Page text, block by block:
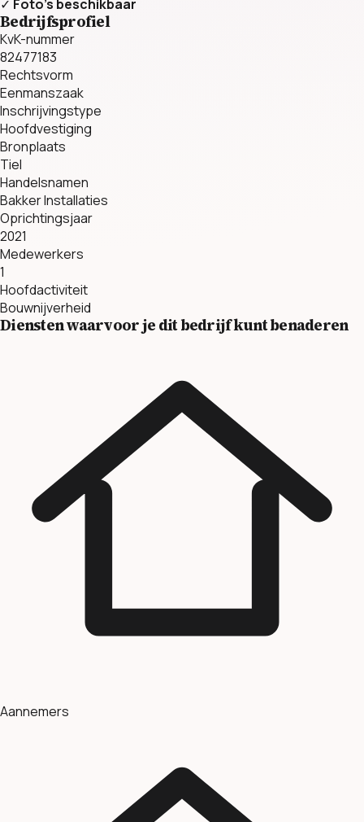
✓ Foto’s beschikbaar
Bedrijfsprofiel
KvK-nummer
82477183
Rechtsvorm
Eenmanszaak
Inschrijvingstype
Hoofdvestiging
Bronplaats
Tiel
Handelsnamen
Bakker Installaties
Oprichtingsjaar
2021
Medewerkers
1
Hoofdactiviteit
Bouwnijverheid
Diensten waarvoor je dit bedrijf kunt benaderen
Aannemers